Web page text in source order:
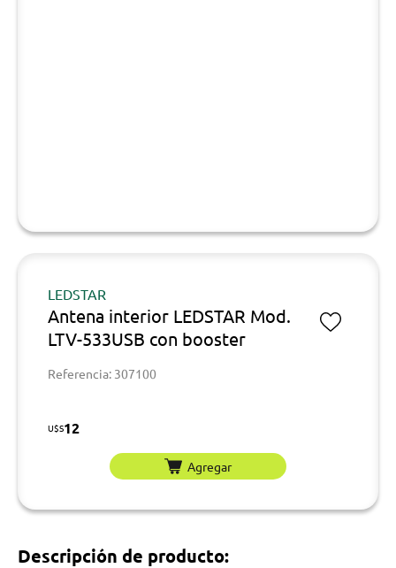
LEDSTAR
Antena interior LEDSTAR Mod.
LTV-533USB con booster
Referencia: 307100
U$S12
Agregar
Descripción de producto: